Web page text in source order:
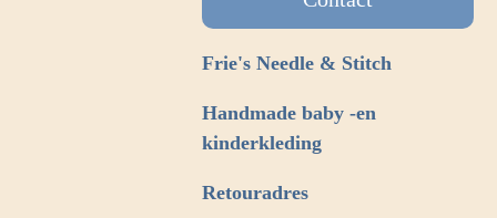
Frie's Needle & Stitch
Handmade baby -en
kinderkleding
Retouradres